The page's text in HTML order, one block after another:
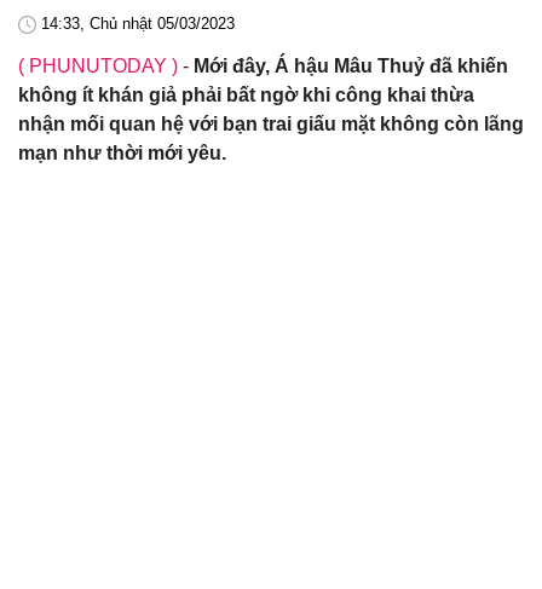
14:33, Chủ nhật 05/03/2023
( PHUNUTODAY ) - Mới đây, Á hậu Mâu Thuỷ đã khiến
không ít khán giả phải bất ngờ khi công khai thừa
nhận mối quan hệ với bạn trai giấu mặt không còn lãng
mạn như thời mới yêu.